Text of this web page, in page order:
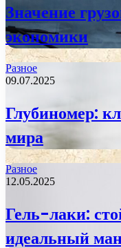
Значение
экономики
Разное
09.07.2025
Глубиномер:
мира
Разное
12.05.2025
Гель-лаки:
идеальный